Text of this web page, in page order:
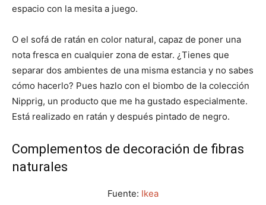
espacio con la mesita a juego.
O el sofá de ratán en color natural, capaz de poner una
nota fresca en cualquier zona de estar. ¿Tienes que
separar dos ambientes de una misma estancia y no sabes
cómo hacerlo? Pues hazlo con el biombo de la colección
Nipprig, un producto que me ha gustado especialmente.
Está realizado en ratán y después pintado de negro.
Complementos de decoración de fibras
naturales
Fuente: Ikea